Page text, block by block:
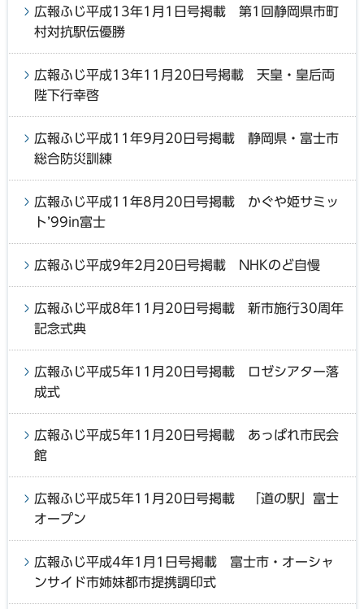
広報ふじ平成13年1月1日号掲載 第1回静岡県市町
村対抗駅伝優勝
広報ふじ平成13年11月20日号掲載 天皇・皇后両
陛下行幸啓
広報ふじ平成11年9月20日号掲載 静岡県・富士市
総合防災訓練
広報ふじ平成11年8月20日号掲載 かぐや姫サミッ
ト’99in富士
広報ふじ平成9年2月20日号掲載 NHKのど自慢
広報ふじ平成8年11月20日号掲載 新市施行30周年
記念式典
広報ふじ平成5年11月20日号掲載 ロゼシアター落
成式
広報ふじ平成5年11月20日号掲載 あっぱれ市民会
館
広報ふじ平成5年11月20日号掲載 「道の駅」富士
オープン
広報ふじ平成4年1月1日号掲載 富士市・オーシャ
ンサイド市姉妹都市提携調印式